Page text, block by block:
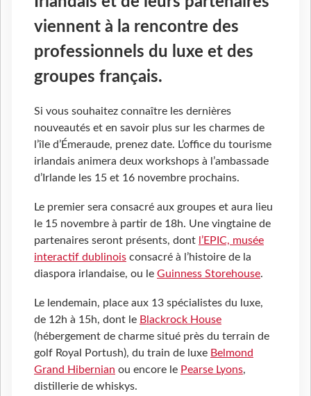
viennent à la rencontre des
professionnels du luxe et des
groupes français.
Si vous souhaitez connaître les dernières
nouveautés et en savoir plus sur les charmes de
l’île d’Émeraude, prenez date. L’office du tourisme
irlandais animera deux workshops à l’ambassade
d’Irlande les 15 et 16 novembre prochains.
Le premier sera consacré aux groupes et aura lieu
le 15 novembre à partir de 18h. Une vingtaine de
partenaires seront présents, dont l’EPIC, musée
interactif dublinois consacré à l’histoire de la
diaspora irlandaise, ou le Guinness Storehouse.
Le lendemain, place aux 13 spécialistes du luxe,
de 12h à 15h, dont le Blackrock House
(hébergement de charme situé près du terrain de
golf Royal Portush), du train de luxe Belmond
Grand Hibernian ou encore le Pearse Lyons,
distillerie de whiskys.